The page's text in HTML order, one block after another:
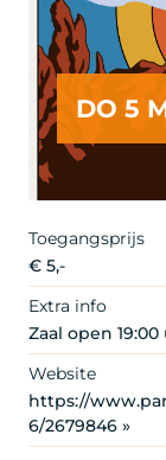
DO 5
Toegangsprijs
€ 5,-
Extra info
Zaal open 19:00
Website
https://
6/2679846 »